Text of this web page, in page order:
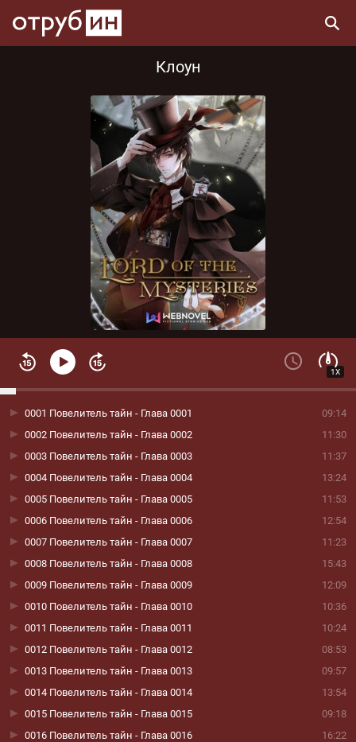
Клоун
1X
09:14
0001 Повелитель тайн - Глава 0001
11:30
0002 Повелитель тайн - Глава 0002
11:37
0003 Повелитель тайн - Глава 0003
13:24
0004 Повелитель тайн - Глава 0004
11:53
0005 Повелитель тайн - Глава 0005
12:54
0006 Повелитель тайн - Глава 0006
11:23
0007 Повелитель тайн - Глава 0007
15:43
0008 Повелитель тайн - Глава 0008
12:09
0009 Повелитель тайн - Глава 0009
10:36
0010 Повелитель тайн - Глава 0010
10:24
0011 Повелитель тайн - Глава 0011
08:53
0012 Повелитель тайн - Глава 0012
09:57
0013 Повелитель тайн - Глава 0013
13:54
0014 Повелитель тайн - Глава 0014
09:18
0015 Повелитель тайн - Глава 0015
16:22
0016 Повелитель тайн - Глава 0016